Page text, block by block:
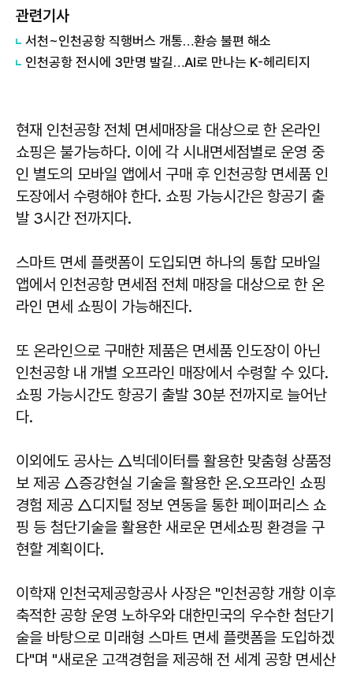
관련기사
서천~인천공항 직행버스 개통…환승 불편 해소
인천공항 전시에 3만명 발길…AI로 만나는 K-헤리티지
현재 인천공항 전체 면세매장을 대상으로 한 온라인
쇼핑은 불가능하다. 이에 각 시내면세점별로 운영 중
인 별도의 모바일 앱에서 구매 후 인천공항 면세품 인
도장에서 수령해야 한다. 쇼핑 가능시간은 항공기 출
발 3시간 전까지다.
스마트 면세 플랫폼이 도입되면 하나의 통합 모바일
앱에서 인천공항 면세점 전체 매장을 대상으로 한 온
라인 면세 쇼핑이 가능해진다.
또 온라인으로 구매한 제품은 면세품 인도장이 아닌
인천공항 내 개별 오프라인 매장에서 수령할 수 있다.
쇼핑 가능시간도 항공기 출발 30분 전까지로 늘어난
다.
이외에도 공사는 △빅데이터를 활용한 맞춤형 상품정
보 제공 △증강현실 기술을 활용한 온․오프라인 쇼핑
경험 제공 △디지털 정보 연동을 통한 페이퍼리스 쇼
핑 등 첨단기술을 활용한 새로운 면세쇼핑 환경을 구
현할 계획이다.
이학재 인천국제공항공사 사장은 "인천공항 개항 이후
축적한 공항 운영 노하우와 대한민국의 우수한 첨단기
술을 바탕으로 미래형 스마트 면세 플랫폼을 도입하겠
다"며 "새로운 고객경험을 제공해 전 세계 공항 면세산